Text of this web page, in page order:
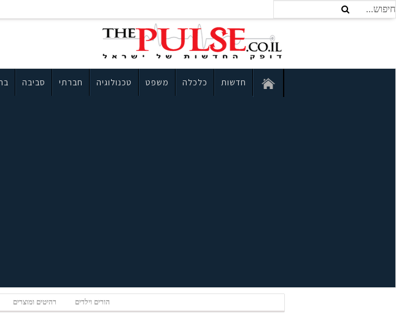
חדשות כלכלה משפט טכנולוגיה חברתי סביבה
הורים וילדים רהיטים ומוצרים